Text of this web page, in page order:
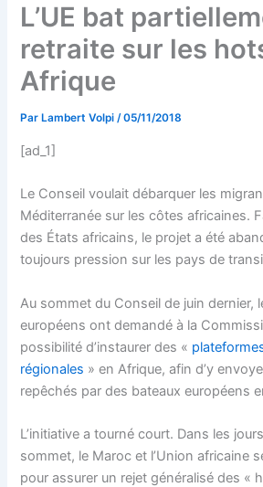
L’UE bat
retraite sur les
Afrique
Par Lambert Volpi/05/11/2018
[ad_1]
Le Conseil voulait débarquer les
Méditerranée sur les côtes africaines.
des États africains, le projet a été
toujours pression sur les pays de
Au sommet du Conseil de juin dernier,
européens ont demandé à la
possibilité d’instaurer des «
régionales » en Afrique, afin d’y
repêchés par des bateaux européens
L’initiative a tourné court. Dans les
sommet, le Maroc et l’Union africaine
pour assurer un rejet généralisé des «